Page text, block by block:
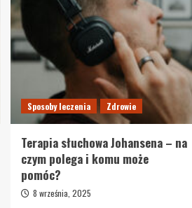
Sposoby leczenia Zdrowie
Terapia słuchowa Johansena – na
czym polega i komu może
pomóc?
8 września, 2025